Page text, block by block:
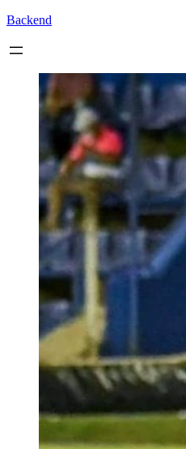
Backend